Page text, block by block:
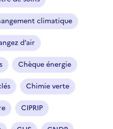
climatique
d’air
Chèque énergie
Chimie verte
CIPRIP